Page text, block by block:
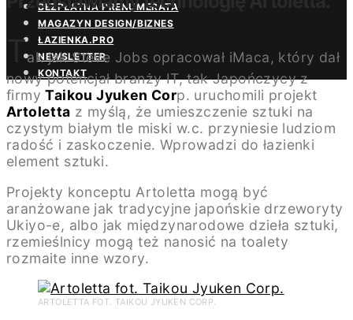
BEZPŁATNA PRENUMERATA
MAGAZYN DESIGN/BIZNES
ŁAZIENKA.PRO
NEWSLETTER
KONTAKT
Tak jak Steve Jobs opracował iMaca, który dał
nowy potencjał branży IT, tak Japończycy z
firmyTaikou Jyuken Corp. uruchomili projekt
Artoletta z myślą, że umieszczenie sztuki na
czystym białym tle miski w.c. przyniesie ludziom
radość i zaskoczenie. Wprowadzi do łazienki
element sztuki.
Projekty konceptu Artoletta mogą być
aranżowane jak tradycyjne japońskie drzeworyty
Ukiyo-e, albo jak międzynarodowe dzieła sztuki,
rzemieślnicy mogą też nanosić na toalety
rozmaite inne wzory.
ARTOLETTA FOT. TAIKOU JYUKEN CORP.